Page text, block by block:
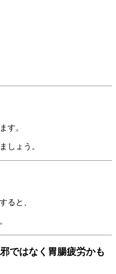
す。
しょう。
ると、
ではなく胃腸疲労かも